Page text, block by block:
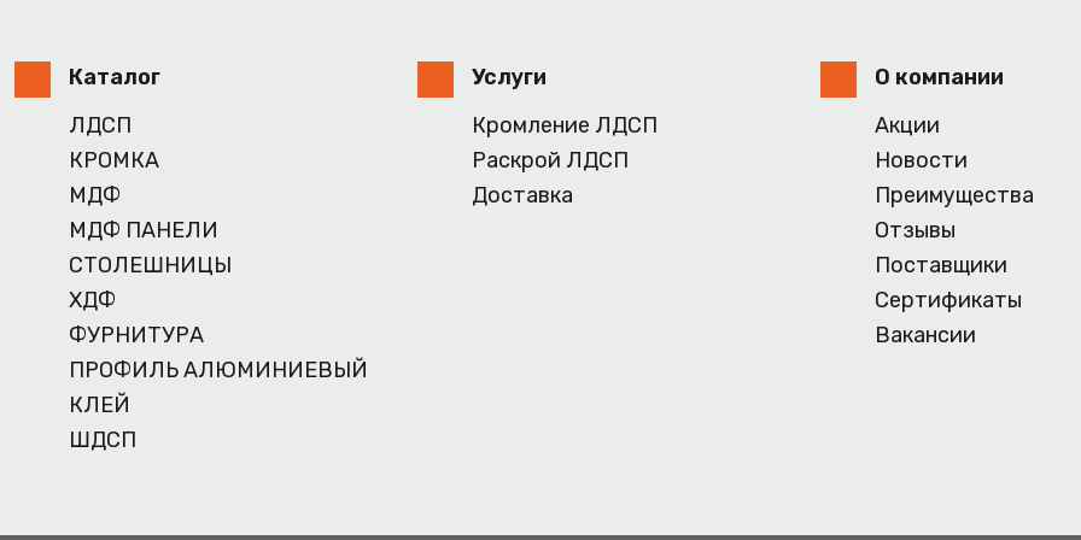
Каталог
ЛДСП
КРОМКА
МДФ
МДФ ПАНЕЛИ
СТОЛЕШНИЦЫ
ХДФ
ФУРНИТУРА
ПРОФИЛЬ АЛЮМИНИЕВЫЙ
КЛЕЙ
ШДСП
Услуги
Кромление ЛДСП
Раскрой ЛДСП
Доставка
О компании
Акции
Новости
Преимущества
Отзывы
Поставщики
Сертификаты
Вакансии